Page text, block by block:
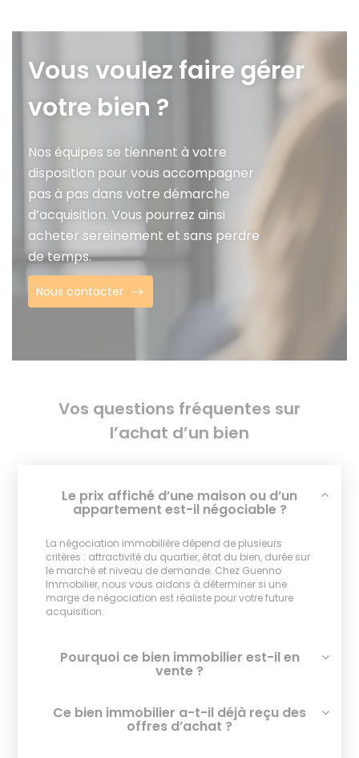
Vous voulez faire gérer
votre bien ?
Nos équipes se tiennent à votre
disposition pour vous accompagner
pas à pas dans votre démarche
d’acquisition. Vous pourrez ainsi
acheter sereinement et sans perdre
de temps.
Nous contacter
Vos questions fréquentes sur
l’achat d’un bien
Le prix affiché d’une maison ou d’un
appartement est-il négociable ?
La négociation immobilière dépend de plusieurs
critères : attractivité du quartier, état du bien, durée sur
le marché et niveau de demande. Chez Guenno
Immobilier, nous vous aidons à déterminer si une
marge de négociation est réaliste pour votre future
acquisition.
Pourquoi ce bien immobilier est-il en
vente ?
Ce bien immobilier a-t-il déjà reçu des
offres d’achat ?